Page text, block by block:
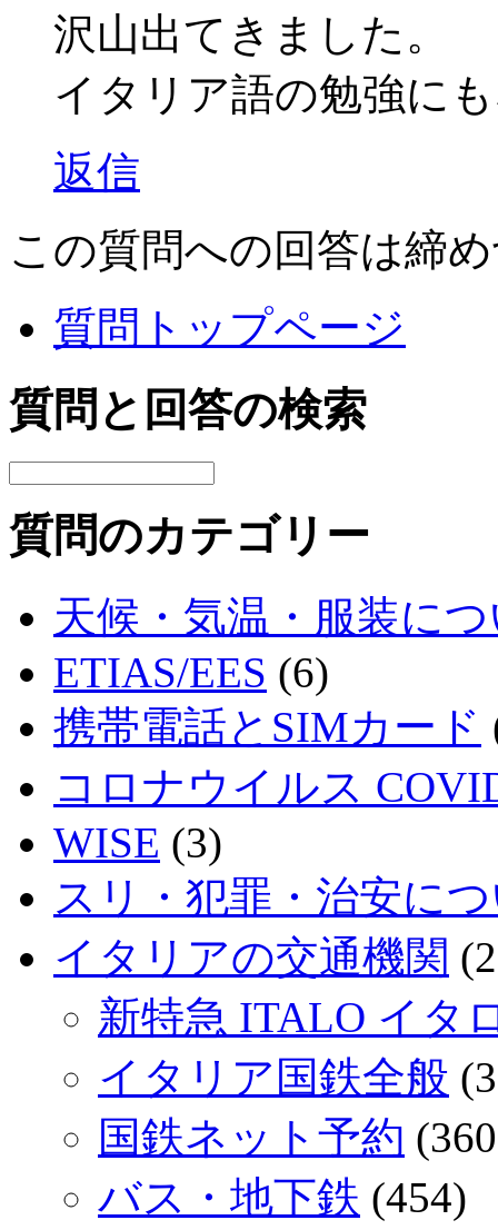
沢山出てきました。
イタリア語の勉強に
返信
この質問への回答は締
質問トップページ
質問と回答の検索
質問のカテゴリー
天候・気温・服装に
ETIAS/EES (6)
携帯電話とSIMカード
コロナウイルス
WISE (3)
スリ・犯罪・治安に
イタリアの交通機関
新特急 ITALO イタ
イタリア国鉄全般
国鉄ネット予約
バス・地下鉄 (454)